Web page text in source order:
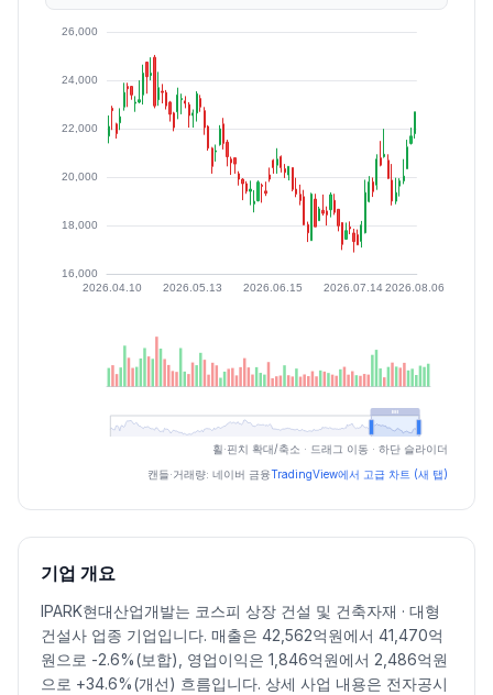
최근 구간 일별 OHLCV (스크린 리더용)
고가 저가 종가 등락률%거래량
2026.07.03
18610188001801018450-0.32143468
2026.07.06
186601938018350192804.50 230712
2026.07.07
19050
2026.07.09
18130181501700017230-4.28 205026
2026.07.10
1745018130 17450178003.31
151305
2026.07.13
1795018180 17650178800.45 143001
휠·핀치 확대/축소 · 드래그 이동 · 하단 슬라이더
캔들·거래량: 네이버 금융TradingView에서 고급 차트 (새 탭)
기업 개요
IPARK현대산업개발는 코스피 상장 건설 및 건축자재 · 대형
건설사 업종 기업입니다. 매출은 42,562억원에서 41,470억
원으로 -2.6%(보합), 영업이익은 1,846억원에서 2,486억원
으로 +34.6%(개선) 흐름입니다. 상세 사업 내용은 전자공시